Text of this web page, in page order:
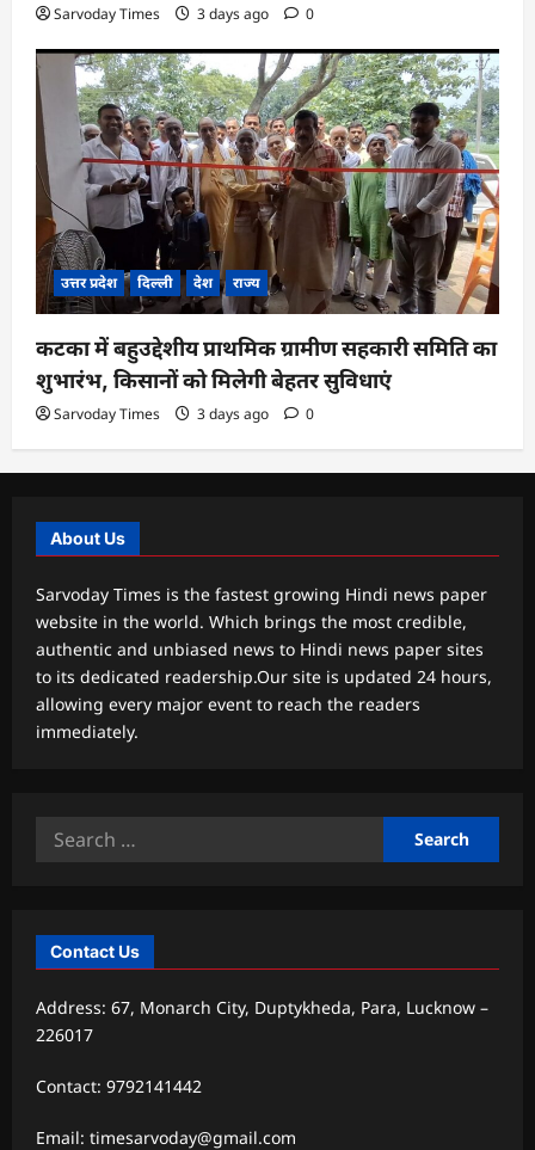
Sarvoday Times 3 days ago 0
उत्तर प्रदेश दिल्ली देश राज्य
कटका में बहुउद्देशीय प्राथमिक ग्रामीण सहकारी समिति का
शुभारंभ, किसानों को मिलेगी बेहतर सुविधाएं
Sarvoday Times 3 days ago 0
About Us
Sarvoday Times is the fastest growing Hindi news paper
website in the world. Which brings the most credible,
authentic and unbiased news to Hindi news paper sites
to its dedicated readership.Our site is updated 24 hours,
allowing every major event to reach the readers
immediately.
Search
Contact Us
Address: 67, Monarch City, Duptykheda, Para, Lucknow –
226017
Contact: 9792141442
Email: timesarvoday@gmail.com